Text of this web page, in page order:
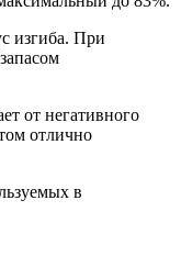
изгиба. При
от негативного
отлично
в